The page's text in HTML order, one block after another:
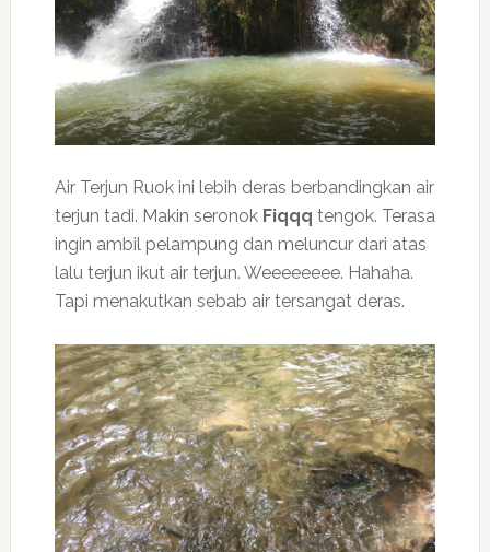
Air Terjun Ruok ini lebih deras berbandingkan air
terjun tadi. Makin seronok Fiqqq tengok. Terasa
ingin ambil pelampung dan meluncur dari atas
lalu terjun ikut air terjun. Weeeeeeee. Hahaha.
Tapi menakutkan sebab air tersangat deras.